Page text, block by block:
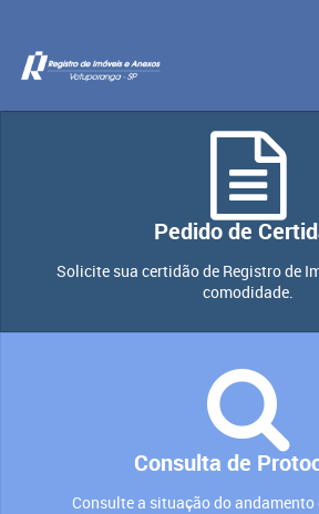
Pedido de
Solicite sua certidão de Registro de
comodidade.
Consulta de
Consulte a situação do andamento